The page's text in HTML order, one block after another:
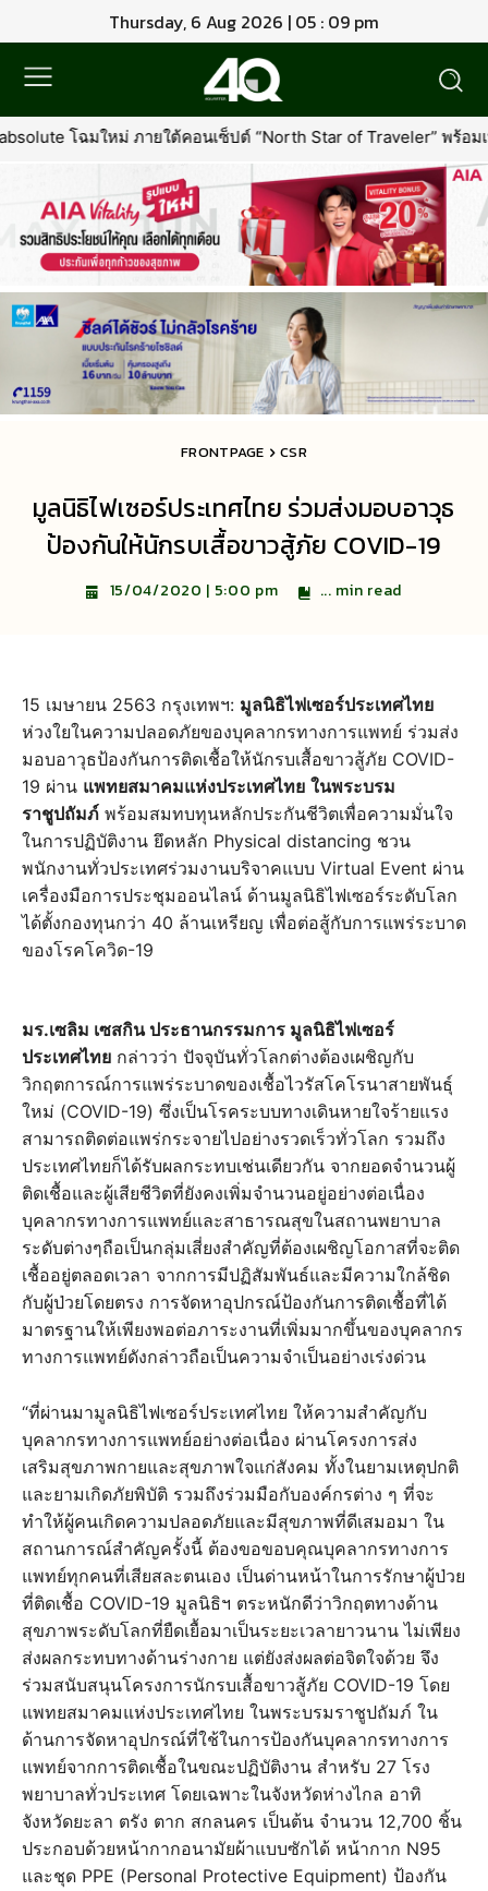
Thursday, 6 Aug 2026 | 05 : 09 pm
ปต์ “North Star of Traveler” พร้อมเพิ่มเอกสิทธิ์ใหม่ที่คุ้มค่ากว่าเ
FRONTPAGE CSR
มูลนิธิไฟเซอร์ประเทศไทย ร่วมส่งมอบอาวุธ
ป้องกันให้นักรบเสื้อขาวสู้ภัย COVID-19
15/04/2020 | 5:00 pm ... min read
15 เมษายน 2563 กรุงเทพฯ: มูลนิธิไฟเซอร์ประเทศไทย
ห่วงใยในความปลอดภัยของบุคลากรทางการแพทย์ ร่วมส่ง
มอบอาวุธป้องกันการติดเชื้อให้นักรบเสื้อขาวสู้ภัย COVID-
19 ผ่าน แพทยสมาคมแห่งประเทศไทย ในพระบรม
ราชูปถัมภ์ พร้อมสมทบทุนหลักประกันชีวิตเพื่อความมั่นใจ
ในการปฏิบัติงาน ยึดหลัก Physical distancing ชวน
พนักงานทั่วประเทศร่วมงานบริจาคแบบ Virtual Event ผ่าน
เครื่องมือการประชุมออนไลน์ ด้านมูลนิธิไฟเซอร์ระดับโลก
ได้ตั้งกองทุนกว่า 40 ล้านเหรียญ เพื่อต่อสู้กับการแพร่ระบาด
ของโรคโควิด-19
มร.เซลิม เซสกิน ประธานกรรมการ มูลนิธิไฟเซอร์
ประเทศไทย กล่าวว่า ปัจจุบันทั่วโลกต่างต้องเผชิญกับ
วิกฤตการณ์การแพร่ระบาดของเชื้อไวรัสโคโรนาสายพันธุ์
ใหม่ (COVID-19) ซึ่งเป็นโรคระบบทางเดินหายใจร้ายแรง
สามารถติดต่อแพร่กระจายไปอย่างรวดเร็วทั่วโลก รวมถึง
ประเทศไทยก็ได้รับผลกระทบเช่นเดียวกัน จากยอดจำนวนผู้
ติดเชื้อและผู้เสียชีวิตที่ยังคงเพิ่มจำนวนอยู่อย่างต่อเนื่อง
บุคลากรทางการแพทย์และสาธารณสุขในสถานพยาบาล
ระดับต่างๆถือเป็นกลุ่มเสี่ยงสำคัญที่ต้องเผชิญโอกาสที่จะติด
เชื้ออยู่ตลอดเวลา จากการมีปฏิสัมพันธ์และมีความใกล้ชิด
กับผู้ป่วยโดยตรง การจัดหาอุปกรณ์ป้องกันการติดเชื้อที่ได้
มาตรฐานให้เพียงพอต่อภาระงานที่เพิ่มมากขึ้นของบุคลากร
ทางการแพทย์ดังกล่าวถือเป็นความจำเป็นอย่างเร่งด่วน
“ที่ผ่านมามูลนิธิไฟเซอร์ประเทศไทย ให้ความสำคัญกับ
บุคลากรทางการแพทย์อย่างต่อเนื่อง ผ่านโครงการส่ง
เสริมสุขภาพกายและสุขภาพใจแก่สังคม ทั้งในยามเหตุปกติ
และยามเกิดภัยพิบัติ รวมถึงร่วมมือกับองค์กรต่าง ๆ ที่จะ
ทำให้ผู้คนเกิดความปลอดภัยและมีสุขภาพที่ดีเสมอมา ใน
สถานการณ์สำคัญครั้งนี้ ต้องขอขอบคุณบุคลากรทางการ
แพทย์ทุกคนที่เสียสละตนเอง เป็นด่านหน้าในการรักษาผู้ป่วย
ที่ติดเชื้อ COVID-19 มูลนิธิฯ ตระหนักดีว่าวิกฤตทางด้าน
สุขภาพระดับโลกที่ยืดเยื้อมาเป็นระยะเวลายาวนาน ไม่เพียง
ส่งผลกระทบทางด้านร่างกาย แต่ยังส่งผลต่อจิตใจด้วย จึง
ร่วมสนับสนุนโครงการนักรบเสื้อขาวสู้ภัย COVID-19 โดย
แพทยสมาคมแห่งประเทศไทย ในพระบรมราชูปถัมภ์ ใน
ด้านการจัดหาอุปกรณ์ที่ใช้ในการป้องกันบุคลากรทางการ
แพทย์จากการติดเชื้อในขณะปฏิบัติงาน สำหรับ 27 โรง
พยาบาลทั่วประเทศ โดยเฉพาะในจังหวัดห่างไกล อาทิ
จังหวัดยะลา ตรัง ตาก สกลนคร เป็นต้น จำนวน 12,700 ชิ้น
ประกอบด้วยหน้ากากอนามัยผ้าแบบซักได้ หน้ากาก N95
และชุด PPE (Personal Protective Equipment) ป้องกัน